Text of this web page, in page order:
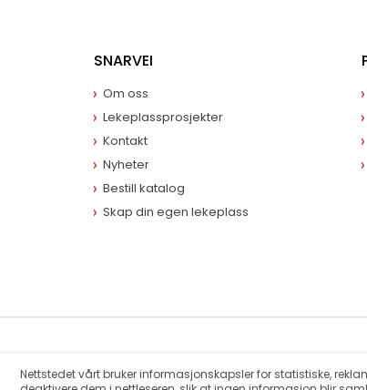
SNARVEI
Om oss
Lekeplassprosjekter
Kontakt
Nyheter
Bestill katalog
Skap din egen lekeplass
© 2018 LarsLaj. Alle rettigheter forbeholdt.
Nettstedet vårt bruker informasjonskapsler for statistiske,